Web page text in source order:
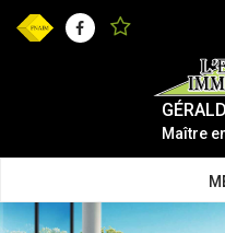
Facebook
Maître